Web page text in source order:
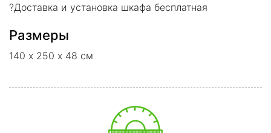
?Доставка и установка шкафа бесплатная
Размеры
140 х 250 х 48 см